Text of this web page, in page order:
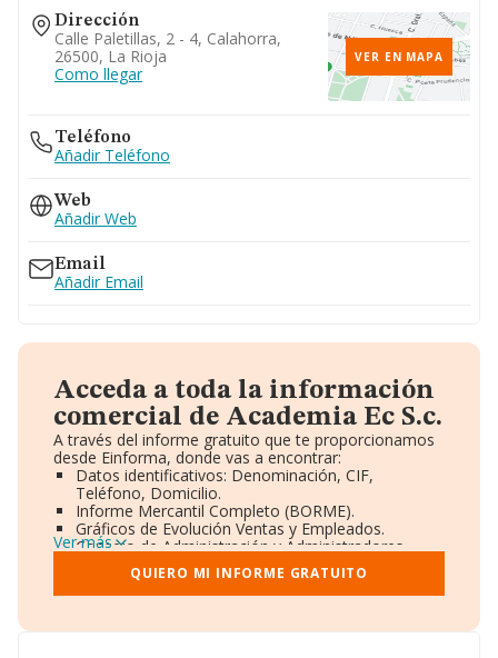
Dirección
Calle Paletillas, 2 - 4, Calahorra,
26500, La Rioja
Como llegar
VER EN MAPA
Teléfono
Añadir Teléfono
Web
Añadir Web
Email
Añadir Email
Acceda a toda la información
comercial de Academia Ec S.c.
A través del informe gratuito que te proporcionamos
desde Einforma, donde vas a encontrar:
Datos identificativos: Denominación, CIF,
Teléfono, Domicilio.
Informe Mercantil Completo (BORME).
Gráficos de Evolución Ventas y Empleados.
Consejo de Administración y Administradores.
Directivos y Ejecutivos.
Accionistas.
Participaciones y Vinculaciones en otras empresas.
Información oficial y registral complementaria.
Ver más
QUIERO MI INFORME GRATUITO